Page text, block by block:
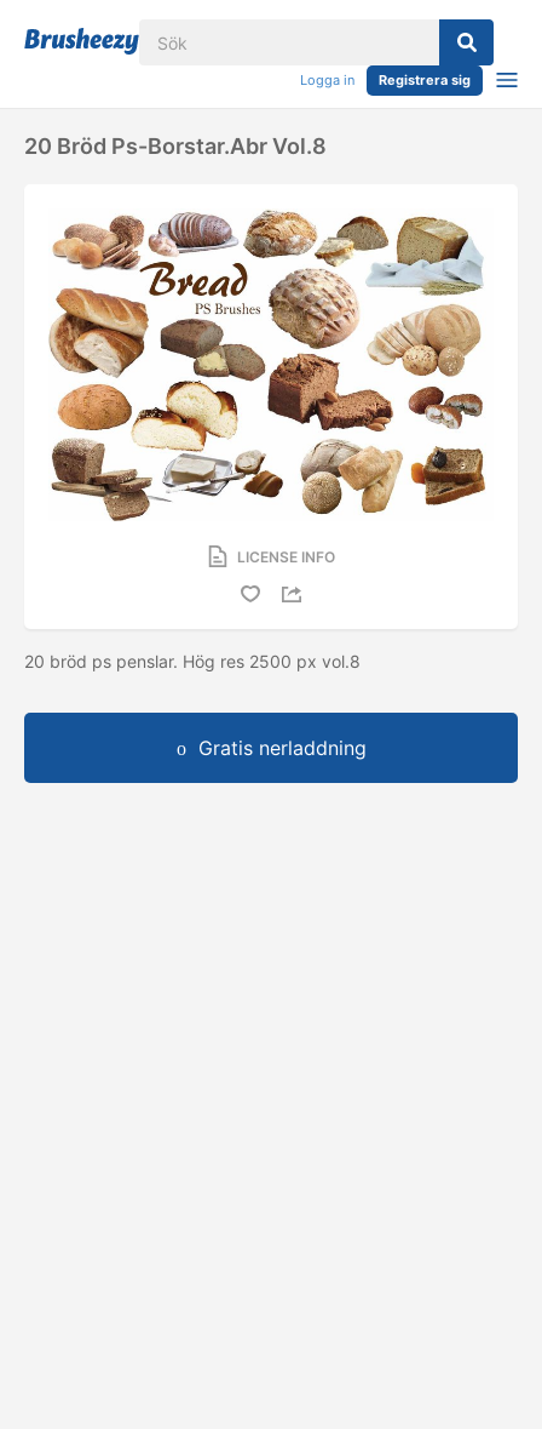
Logga in Registrera sig
20 Bröd Ps-Borstar.abr Vol.8
LICENSE INFO
20 bröd ps penslar. Hög res 2500 px vol.8
Gratis nerladdning